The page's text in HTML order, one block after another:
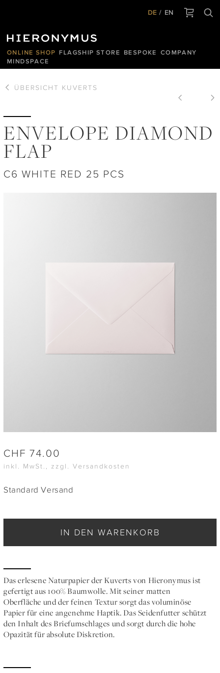
DE EN
ONLINE SHOP FLAGSHIP STORE BESPOKE
COMPANY
MINDSPACE
ÜBERSICHT KUVERTS
ENVELOPE DIAMOND
FLAP
C6 WHITE RED 25 PCS
CHF 74.00
inkl. MwSt., zzgl. Versandkosten
Standard Versand
IN DEN WARENKORB
Das erlesene Naturpapier der Kuverts von Hieronymus ist
gefertigt aus 100% Baumwolle. Mit seiner matten
Oberfläche und der feinen Textur sorgt das voluminöse
Papier für eine angenehme Haptik. Das Seidenfutter schützt
den Inhalt des Briefumschlages und sorgt durch die hohe
Opazität für absolute Diskretion.